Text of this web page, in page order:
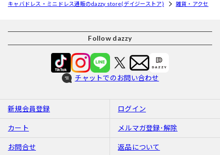
キャバドレス・ミニドレス通販のdazzy store(デイジーストア) 雑貨・アクセ
Follow dazzy
チャットでのお問い合わせ
新規会員登録 ログイン
カート メルマガ登録･解除
お問合せ 返品について